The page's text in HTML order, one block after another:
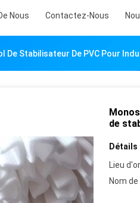
Nous Contactez-Nous
De Stabilisateur De PVC Pour
de
Lieu
Nom